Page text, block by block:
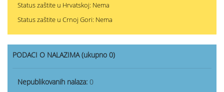
Status zaštite u Hrvatskoj: Nema
Status zaštite u Crnoj Gori: Nema
PODACI O NALAZIMA (ukupno 0)
Nepublikovanih nalaza: 0